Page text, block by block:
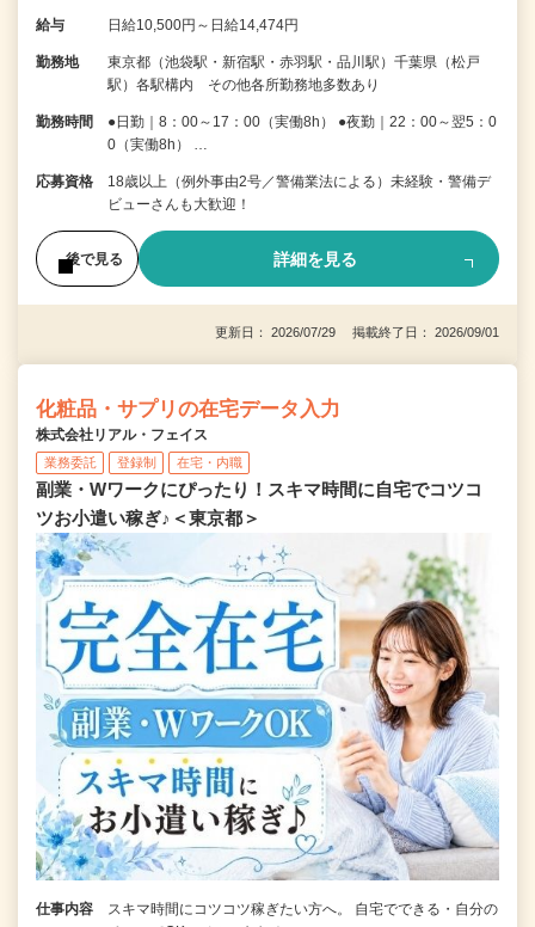
給与 日給10,500円～日給14,474円
勤務地
東京都（池袋駅・新宿駅・赤羽駅・品川駅）千葉県（松戸
駅）各駅構内 その他各所勤務地多数あり
勤務時間
●日勤｜8：00～17：00（実働8h） ●夜勤｜22：00～翌5：0
0（実働8h） …
応募資格
18歳以上（例外事由2号／警備業法による）未経験・警備デ
ビューさんも大歓迎！
後で見る 詳細を見る
更新日： 2026/07/29 掲載終了日： 2026/09/01
化粧品・サプリの在宅データ入力
株式会社リアル・フェイス
業務委託 登録制 在宅・内職
副業・Wワークにぴったり！スキマ時間に自宅でコツコ
ツお小遣い稼ぎ♪＜東京都＞
仕事内容
スキマ時間にコツコツ稼ぎたい方へ。 自宅でできる・自分の